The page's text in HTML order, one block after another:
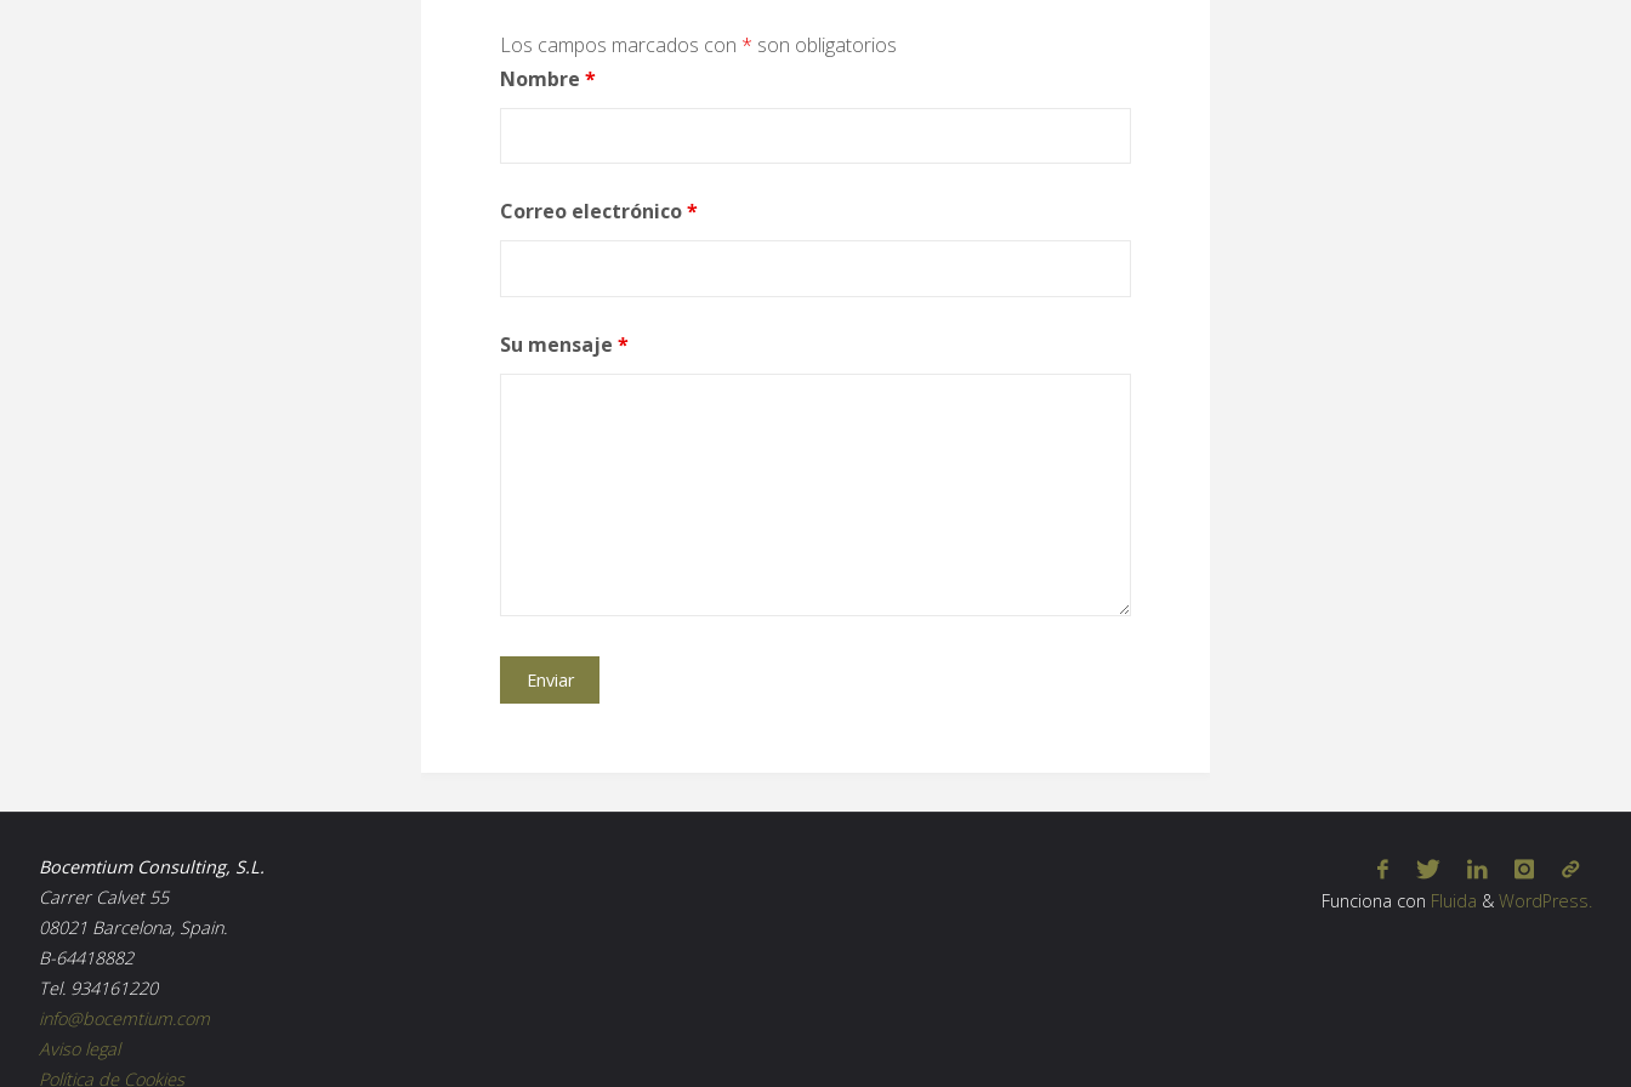
Los campos marcados con * son obligatorios
Nombre *
Correo electrónico*
Su mensaje *
Bocemtium Consulting, S.L.
Carrer Calvet 55
08021 Barcelona, Spain.
B-64418882
Tel. 934161220
info@bocemtium.com
Aviso legal
Política de Cookies
Funciona con Fluida & WordPress.